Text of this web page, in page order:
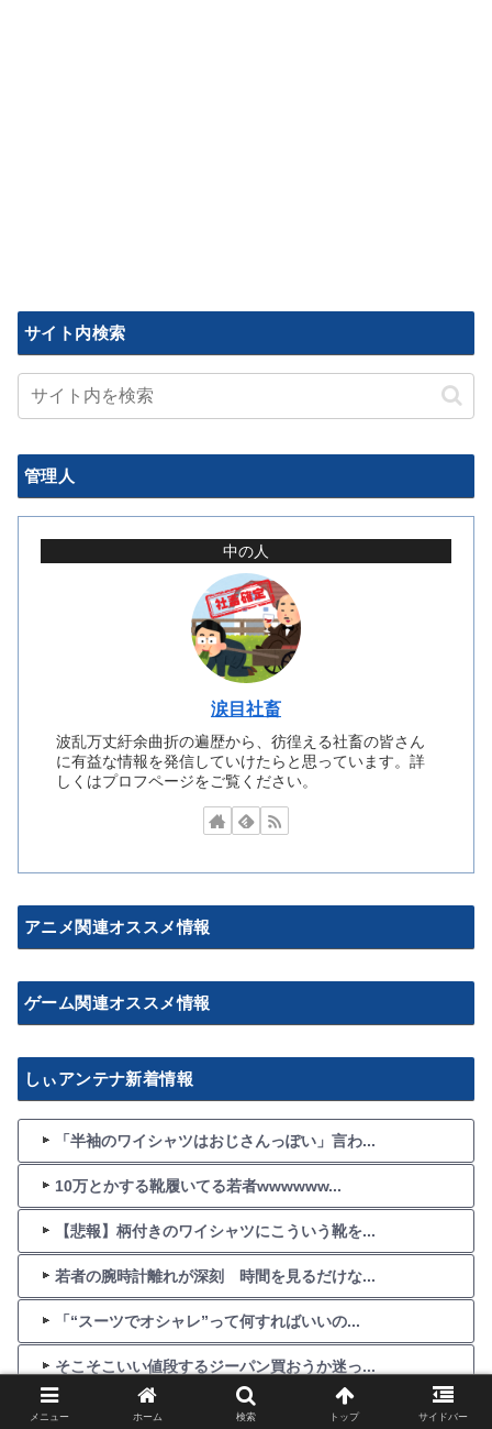
サイト内検索
管理人
中の人
涙目社畜
波乱万丈紆余曲折の遍歴から、彷徨える社畜の皆さん
に有益な情報を発信していけたらと思っています。詳
しくはプロフページをご覧ください。
アニメ関連オススメ情報
ゲーム関連オススメ情報
しぃアンテナ新着情報
「半袖のワイシャツはおじさんっぽい」言わ...
10万とかする靴履いてる若者wwwwww...
【悲報】柄付きのワイシャツにこういう靴を...
若者の腕時計離れが深刻 時間を見るだけな...
「“スーツでオシャレ”って何すればいいの...
そこそこいい値段するジーパン買おうか迷っ...
【画像】この時計買うのどう？
メニュー ホーム 検索 トップ サイドバー